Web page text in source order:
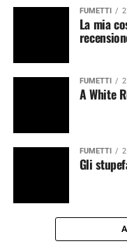
FUMETTI
La mia
FUMETTI
A White
FUMETTI
Gli